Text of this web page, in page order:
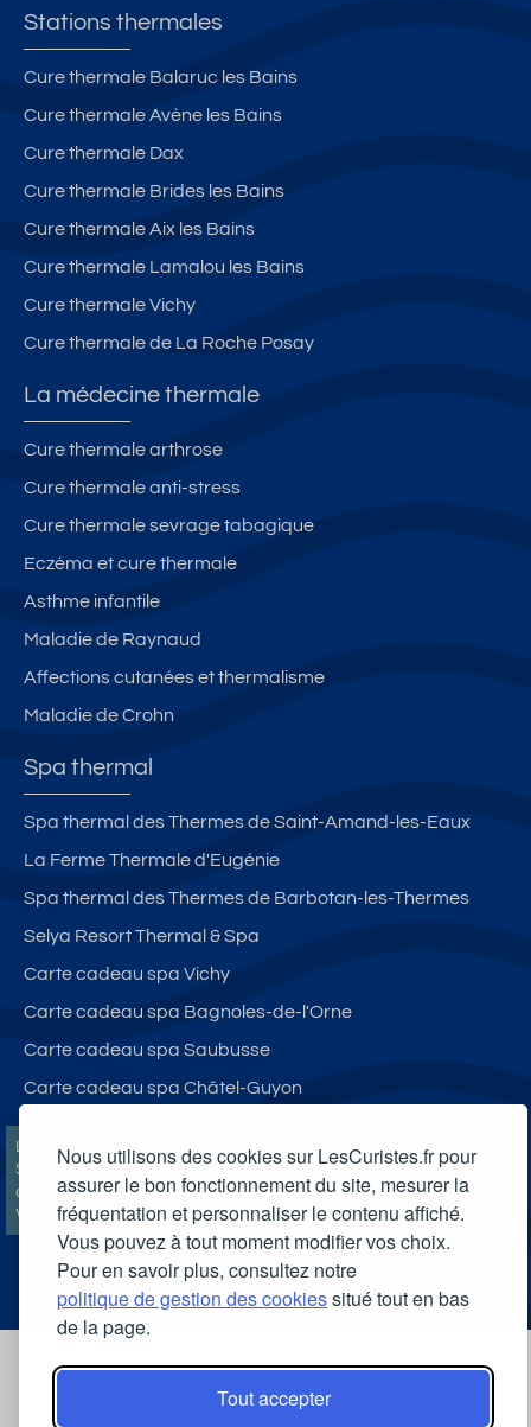
Nous utilisons des cookies sur LesCuristes.fr pour
assurer le bon fonctionnement du site, mesurer la
fréquentation et personnaliser le contenu affiché.
Vous pouvez à tout moment modifier vos choix.
Pour en savoir plus, consultez notre
politique de gestion des cookiessitué tout en bas
de la page.
Tout accepter
Stations thermales
Cure thermale Balaruc les Bains
Cure thermale Avène les Bains
Cure thermale Dax
Cure thermale Brides les Bains
Cure thermale Aix les Bains
Cure thermale Lamalou les Bains
Cure thermale Vichy
Cure thermale de La Roche Posay
La médecine thermale
Cure thermale arthrose
Cure thermale anti-stress
Cure thermale sevrage tabagique
Eczéma et cure thermale
Asthme infantile
Maladie de Raynaud
Affections cutanées et thermalisme
Maladie de Crohn
Spa thermal
Spa thermal des Thermes de Saint-Amand-les-Eaux
La Ferme Thermale d'Eugénie
Spa thermal des Thermes de Barbotan-les-Thermes
Selya Resort Thermal & Spa
Carte cadeau spa Vichy
Carte cadeau spa Bagnoles-de-l'Orne
Carte cadeau spa Saubusse
Carte cadeau spa Châtel-Guyon
LesCuristes.fr participe et est conforme à l'ensemble des
Spécifications et Politiques du Transparency & Consent Framework
de l'IAB Europe et utilise la Consent Management Platform n°92.
Vous pouvez modifier vos choix à tout moment encliquant ici.